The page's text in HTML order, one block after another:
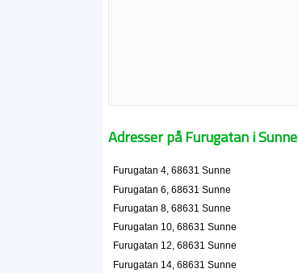
Adresser på Furugatan i Sunne
Furugatan 4, 68631 Sunne
Furugatan 6, 68631 Sunne
Furugatan 8, 68631 Sunne
Furugatan 10, 68631 Sunne
Furugatan 12, 68631 Sunne
Furugatan 14, 68631 Sunne